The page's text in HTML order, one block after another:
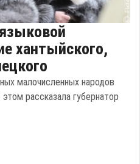
хантыйского,
малочисленных народов
рассказала губернатор